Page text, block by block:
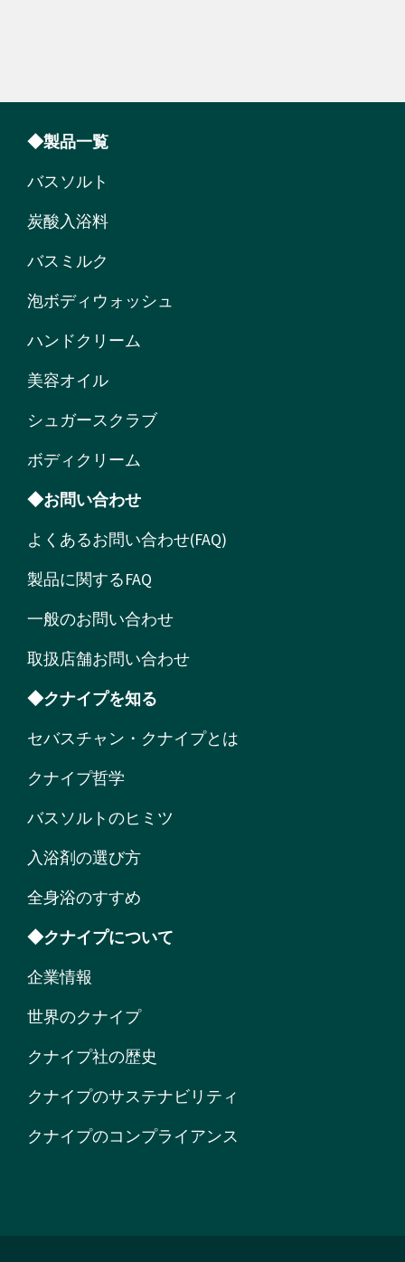
◆製品一覧
バスソルト
炭酸入浴料
バスミルク
泡ボディウォッシュ
ハンドクリーム
美容オイル
シュガースクラブ
ボディクリーム
◆お問い合わせ
よくあるお問い合わせ(FAQ)
製品に関するFAQ
一般のお問い合わせ
取扱店舗お問い合わせ
◆クナイプを知る
セバスチャン・クナイプとは
クナイプ哲学
バスソルトのヒミツ
入浴剤の選び方
全身浴のすすめ
◆クナイプについて
企業情報
世界のクナイプ
クナイプ社の歴史
クナイプのサステナビリティ
クナイプのコンプライアンス